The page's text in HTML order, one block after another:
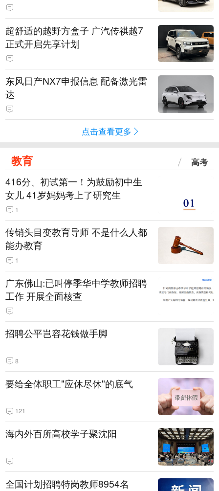
超舒适的越野方盒子 广汽传祺越7
正式开启先享计划
东风日产NX7申报信息 配备激光雷
达
点击查看更多
教育 高考
416分、初试第一！为鼓励初中生
女儿 41岁妈妈考上了研究生
1
传销头目变教育导师 不是什么人都
能办教育
1
广东佛山:已叫停季华中学教师招聘
工作 开展全面核查
招聘公平岂容花钱做手脚
8
要给全体职工"应休尽休"的底气
121
海内外百所高校学子聚沈阳
全国计划招聘特岗教师8954名